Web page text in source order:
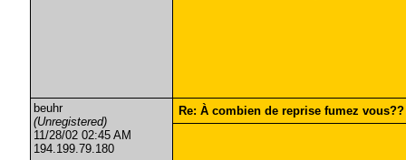
beuhr
(Unregistered)
11/28/02 02:45 AM
194.199.79.180
Re: À combien de reprise fumez vous??